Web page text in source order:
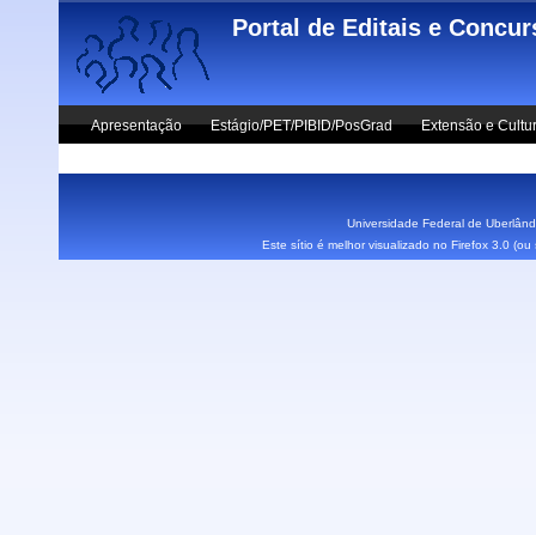
Skip to main content
Portal de Editais e
Apresentação Estágio/PET/PIBID/PosGrad Extensão e
Universidade Federal de
Este sítio é melhor visualizado no Firefox 3.0